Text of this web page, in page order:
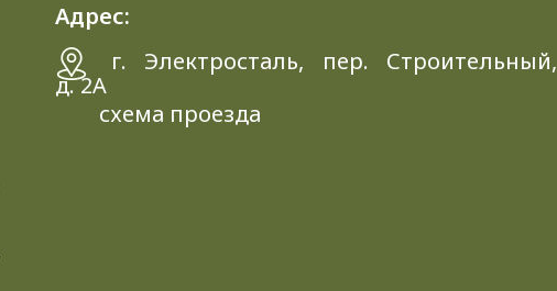
Адрес:
г. Электросталь, пер. Строительный,
д. 2A
схема проезда